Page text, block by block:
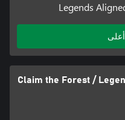
Legends
Claim the Forest /